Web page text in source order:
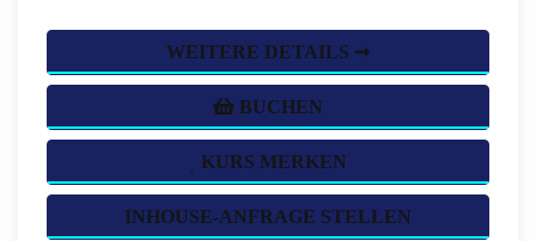
WEITERE DETAILS ➞
BUCHEN
KURS MERKEN
INHOUSE-ANFRAGE STELLEN